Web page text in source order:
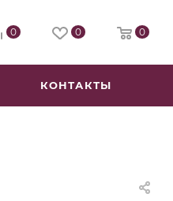
0 0 0
КОНТАКТЫ